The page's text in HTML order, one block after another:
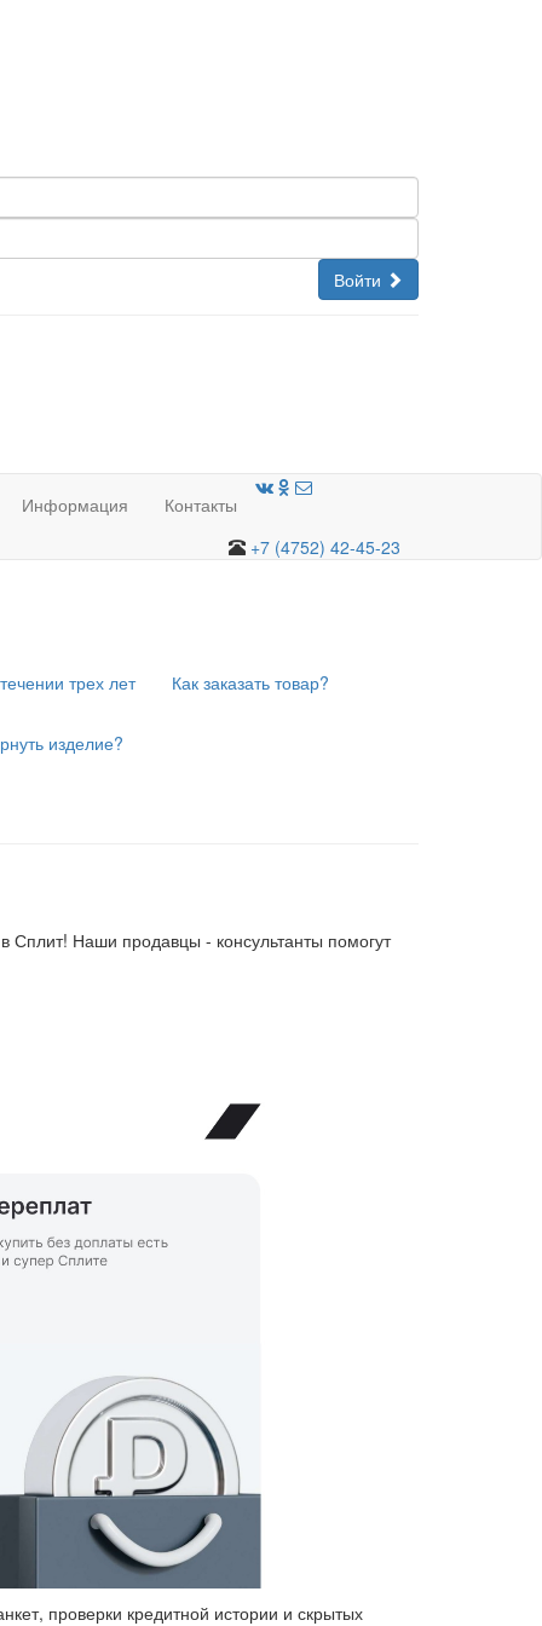
Войти
Информация
Контакты
+7 (4752) 42-45-23
трех лет Как заказать товар?
изделие?
Сплит! Наши продавцы - консультанты помогут
проверки кредитной истории и скрытых